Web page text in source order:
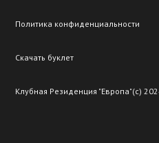
Политика конфиденциальности
Скачать буклет
Клубная Резиденция "Европа"(c)